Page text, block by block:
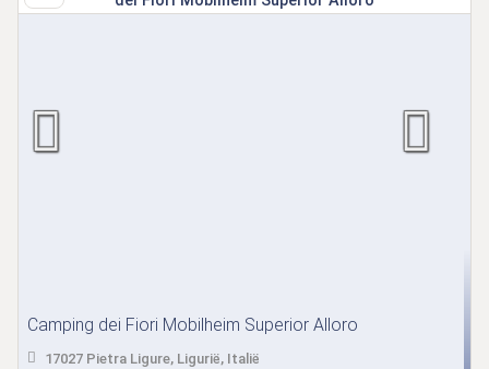
Camping dei Fiori Mobilheim Superior Alloro
17027 Pietra Ligure, Ligurië, Italië